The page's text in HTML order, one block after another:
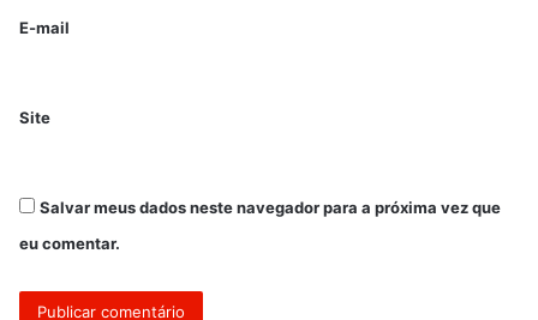
E-mail
Site
Salvar meus dados neste navegador para a próxima vez que
eu comentar.